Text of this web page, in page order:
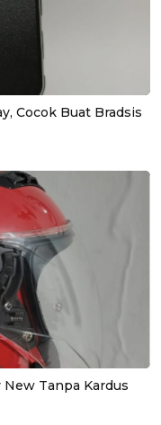
Cocok Buat Bradsis
New Tanpa Kardus